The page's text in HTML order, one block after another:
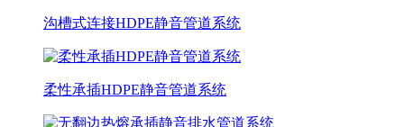
沟槽式连接HDPE静音管道系统
柔性承插HDPE静音管道系统